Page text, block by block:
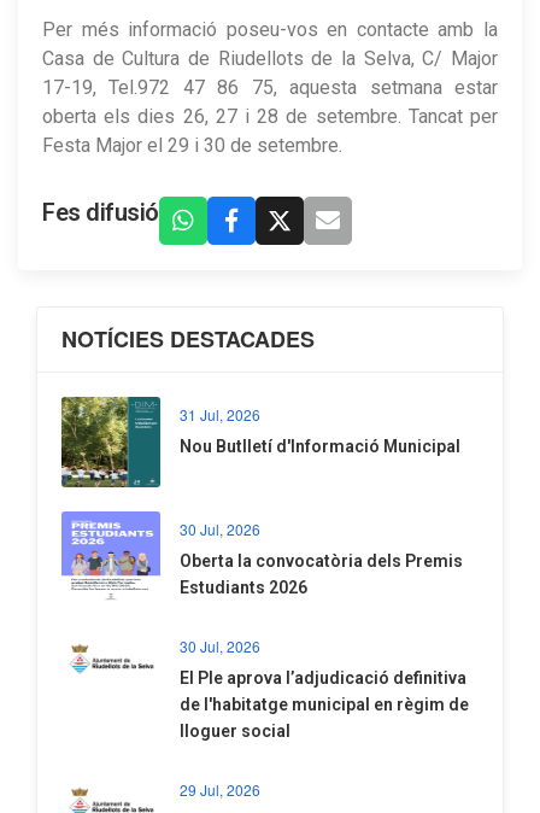
Per més informació poseu-vos en contacte amb la
Casa de Cultura de Riudellots de la Selva, C/ Major
17-19, Tel.972 47 86 75, aquesta setmana estar
oberta els dies 26, 27 i 28 de setembre. Tancat per
Festa Major el 29 i 30 de setembre.
Fes difusió
NOTÍCIES DESTACADES
31 Jul, 2026
Nou Butlletí d'Informació Municipal
30 Jul, 2026
Oberta la convocatòria dels Premis
Estudiants 2026
30 Jul, 2026
El Ple aprova l’adjudicació definitiva
de l'habitatge municipal en règim de
lloguer social
29 Jul, 2026